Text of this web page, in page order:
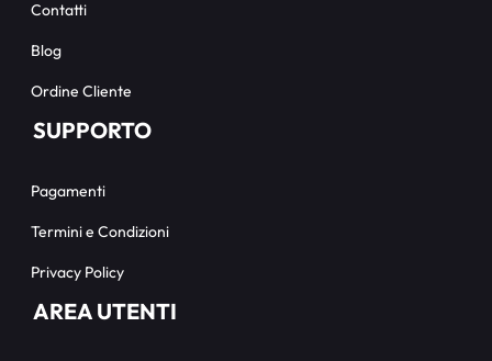
Contatti
Blog
Ordine Cliente
SUPPORTO
Pagamenti
Termini e Condizioni
Privacy Policy
AREA UTENTI